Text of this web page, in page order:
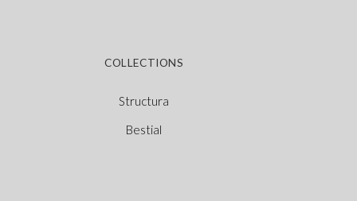
COLLECTIONS
Structura
Bestial